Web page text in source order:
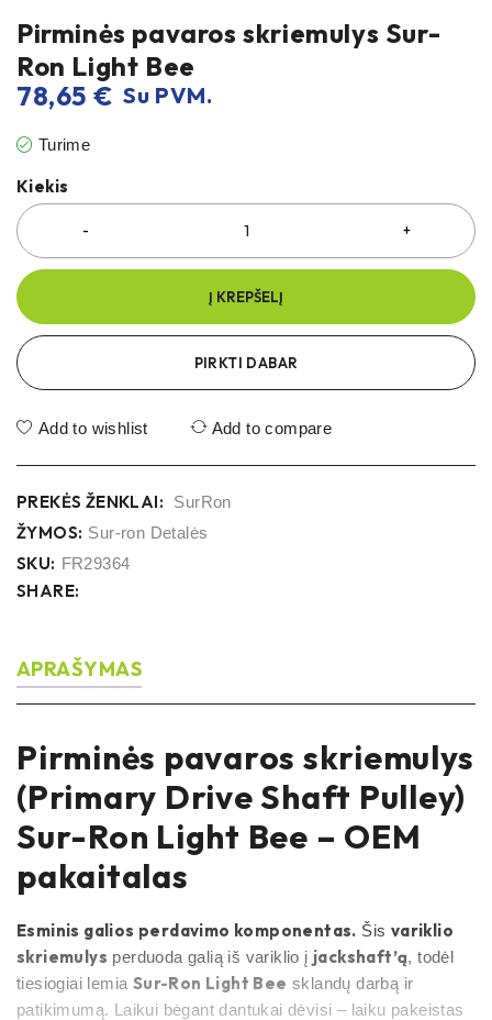
Pirminės pavaros skriemulys Sur-
Ron Light Bee
78,65 € Su PVM.
Turime
Kiekis
Į KREPŠELĮ
PIRKTI DABAR
Add to wishlist Add to compare
PREKĖS ŽENKLAI: SurRon
ŽYMOS: Sur-ron Detalės
SKU: FR29364
SHARE:
APRAŠYMAS
Pirminės pavaros skriemulys
(Primary Drive Shaft Pulley)
Sur-Ron Light Bee – OEM
pakaitalas
Esminis galios perdavimo komponentas. Šis variklio
skriemulys perduoda galią iš variklio į jackshaft’ą, todėl
tiesiogiai lemia Sur-Ron Light Bee sklandų darbą ir
patikimumą. Laikui bėgant dantukai dėvisi – laiku pakeistas